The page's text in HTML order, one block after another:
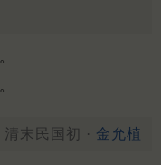
清末民国初 · 金允植